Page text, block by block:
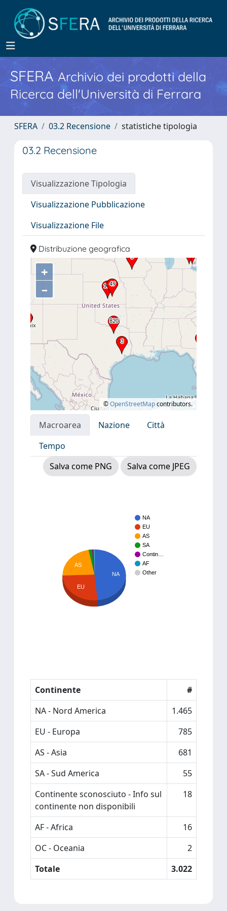
SFERA Archivio dei prodotti della
Ricerca dell'Università di Ferrara
SFERA 03.2 Recensione statistiche tipologia
03.2 Recensione
Visualizzazione Tipologia
Visualizzazione Pubblicazione
Visualizzazione File
Distribuzione geografica
+
–
©OpenStreetMapcontributors.
Macroarea Nazione
Città
Tempo
Salva come PNG
Salva come JPEG
NA
EU
AS
SA
Contin…
AF
Other
NA
AS
EU
Continente
#
NA - Nord America
1.465
EU - Europa
785
AS - Asia
681
SA - Sud America
55
Continente sconosciuto - Info sul
continente non disponibili
18
AF - Africa
16
OC - Oceania
2
Totale
3.022